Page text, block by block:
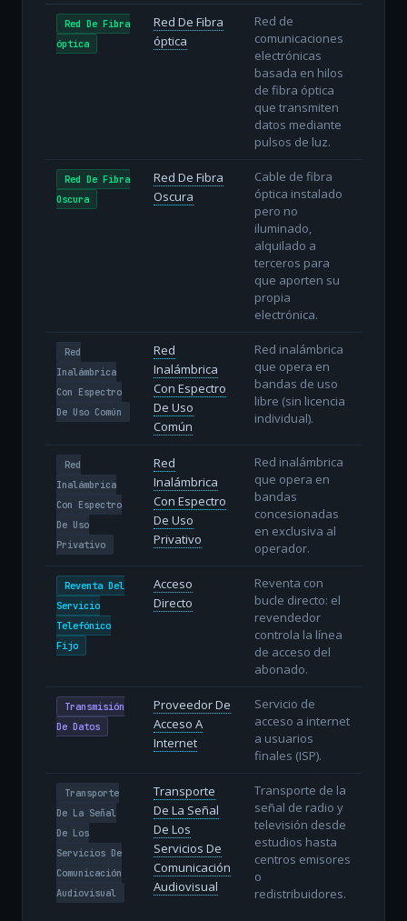
Red De Fibra
óptica
Red De Fibra
óptica
Red de
comunicaciones
electrónicas
basada en hilos
de fibra óptica
que transmiten
datos mediante
pulsos de luz.
Red De Fibra
Oscura
Red De Fibra
Oscura
Cable de fibra
óptica instalado
pero no
iluminado,
alquilado a
terceros para
que aporten su
propia
electrónica.
Red
Inalámbrica
Con Espectro
De Uso Común
Red
Inalámbrica
Con Espectro
De Uso
Común
Red inalámbrica
que opera en
bandas de uso
libre (sin licencia
individual).
Red
Inalámbrica
Con Espectro
De Uso
Privativo
Red
Inalámbrica
Con Espectro
De Uso
Privativo
Red inalámbrica
que opera en
bandas
concesionadas
en exclusiva al
operador.
Reventa Del
Servicio
Telefónico
Fijo
Acceso
Directo
Reventa con
bucle directo: el
revendedor
controla la línea
de acceso del
abonado.
Transmisión
De Datos
Proveedor De
Acceso A
Internet
Servicio de
acceso a internet
a usuarios
finales (ISP).
Transporte
De La Señal
De Los
Servicios De
Comunicación
Audiovisual
Transporte
De La Señal
De Los
Servicios De
Comunicación
Audiovisual
Transporte de la
señal de radio y
televisión desde
estudios hasta
centros emisores
o
redistribuidores.